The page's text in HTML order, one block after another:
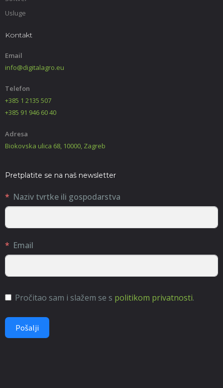
Usluge
Kontakt
Email
info@digitalagro.eu
Telefon
+385 1 2135 507
+385 91 946 60 40
Adresa
Biokovska ulica 68, 10000, Zagreb
Pretplatite se na naš newsletter
Naziv tvrtke ili gospodarstva
Email
Pročitao sam i slažem se s politikom privatnosti.
Pošalji